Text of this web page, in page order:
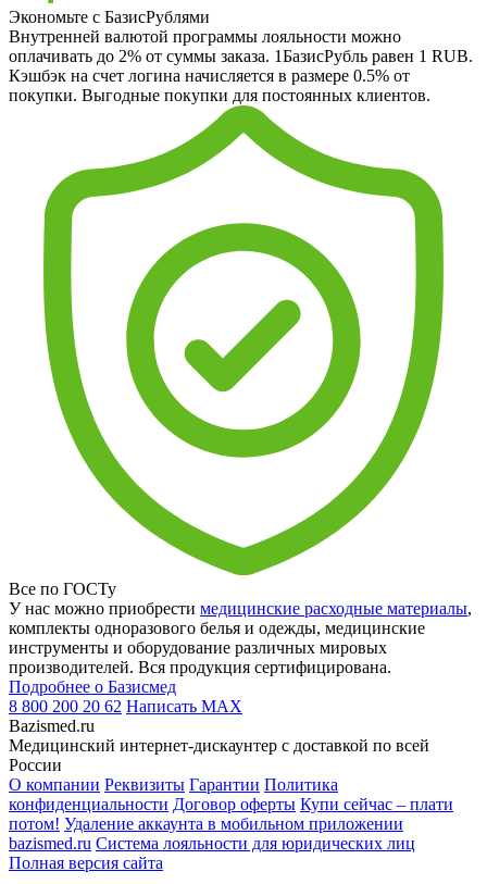
Экономьте с БазисРублями
Внутренней валютой программы лояльности можно
оплачивать до 2% от суммы заказа. 1БазисРубль равен 1 RUB.
Кэшбэк на счет логина начисляется в размере 0.5% от
покупки. Выгодные покупки для постоянных клиентов.
Все по ГОСТу
У нас можно приобрести медицинские расходные материалы,
комплекты одноразового белья и одежды, медицинские
инструменты и оборудование различных мировых
производителей. Вся продукция сертифицирована.
Подробнее о Базисмед
8 800 200 20 62 Написать MAX
Bazismed.ru
Медицинский интернет-дискаунтер с доставкой по всей
России
О компании Реквизиты Гарантии Политика
конфиденциальности Договор оферты Купи сейчас – плати
потом! Удаление аккаунта в мобильном приложении
bazismed.ru Система лояльности для юридических лиц
Полная версия сайта